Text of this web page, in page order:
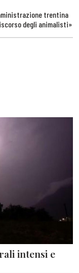
trentina
degli animalisti»
intensi e